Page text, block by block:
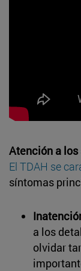
Atención a
El TDAH se
síntomas
a los
olvidar